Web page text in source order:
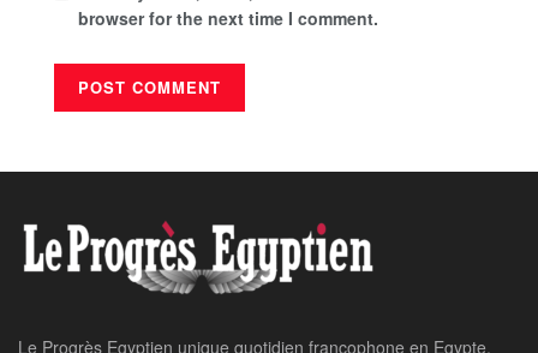
browser for the next time I comment.
Le Progrès Egyptien unique quotidien francophone en Egypte,